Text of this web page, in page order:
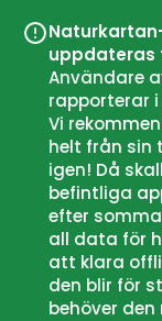
uppdateras
Användare
rapporterar
Vi
helt från sin
igen! Då
befintliga
efter
all data för
att klara
den blir för
behöver